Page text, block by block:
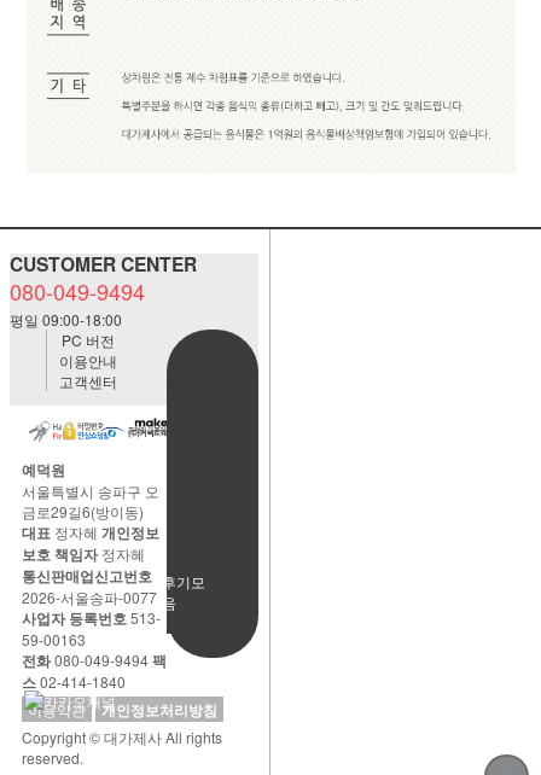
CUSTOMER CENTER
080-049-9494
평일 09:00-18:00
사용후기모
음
PC 버전
이용안내
고객센터
예덕원
서울특별시 송파구 오
금로29길6(방이동)
대표 정자혜 개인정보
보호 책임자정자혜
통신판매업신고번호
2026-서울송파-0077
사업자 등록번호513-
59-00163
전화080-049-9494팩
스02-414-1840
이용약관
개인정보처리방침
Copyright © 대가제사 All rights
reserved.